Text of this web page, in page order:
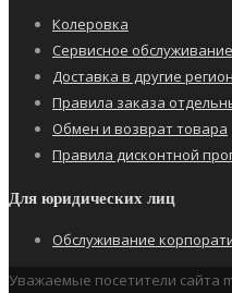
Колеровка
Сервисное обслуживание
Доставка в другие
Правила заказа
Обмен и возврат товара
Правила дисконтной
Для юридических лиц
Обслуживание
Уважаемые посетители сайта